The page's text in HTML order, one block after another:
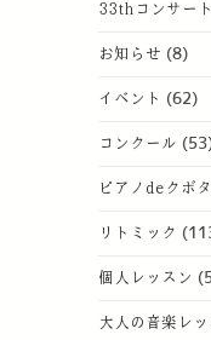
33thコンサート
お知らせ (8)
イベント (62)
コンクール
ピアノdeクボ
リトミック
個人レッスン
大人の音楽レッ